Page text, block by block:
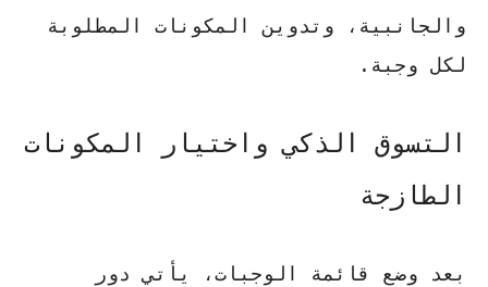
والجانبية ، وتدوين المكونات المطلوبة
لكل وجبة.
التسوق الذكي واختيار المكونات
الطازجة
بعد وضع قائمة الوجبات، يأتي دور